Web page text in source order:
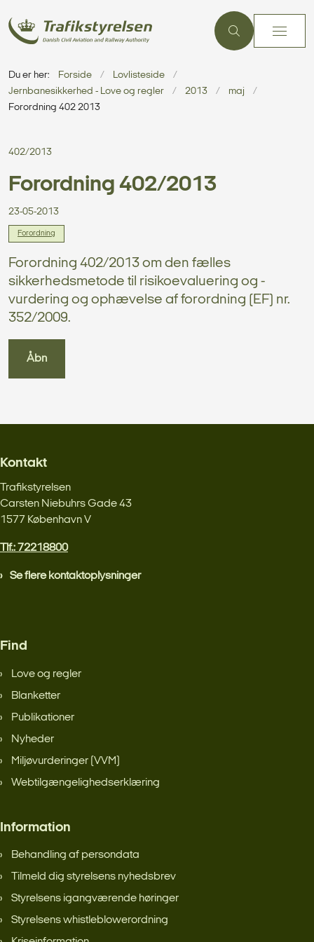
Du er her: Forside
Lovlisteside
Jernbanesikkerhed - Love og regler
2013
maj
Forordning 402 2013
402/2013
Forordning 402/2013
23-05-2013
Forordning
Forordning 402/2013 om den fælles
sikkerhedsmetode til risikoevaluering og -
vurdering og ophævelse af forordning (EF) nr.
352/2009.
Åbn
Kontakt
Trafikstyrelsen
Carsten Niebuhrs Gade 43
1577 København V
Tlf.: 72218800
Se flere kontaktoplysninger
Find
Love og regler
Blanketter
Publikationer
Nyheder
Miljøvurderinger (VVM)
Webtilgængelighedserklæring
Information
Behandling af persondata
Tilmeld dig styrelsens nyhedsbrev
Styrelsens igangværende høringer
Styrelsens whistleblowerordning